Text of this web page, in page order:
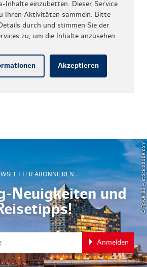
Inhalte einzubetten. Dieser Service
Ihren Aktivitäten sammeln. Bitte
durch und stimmen Sie der
zu, um die Inhalte anzusehen.
Akzeptieren
ABONNIEREN
Neuigkeiten und
Anmelden
© Powell83 – stock.adobe.com